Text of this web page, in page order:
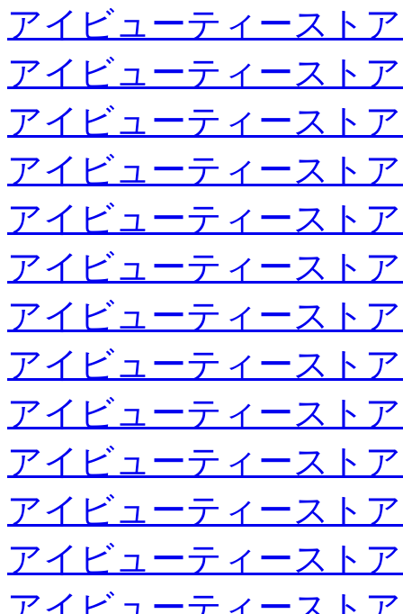
アイビューティースト
アイビューティースト
アイビューティースト
アイビューティースト
アイビューティースト
アイビューティースト
アイビューティースト
アイビューティースト
アイビューティースト
アイビューティースト
アイビューティースト
アイビューティースト